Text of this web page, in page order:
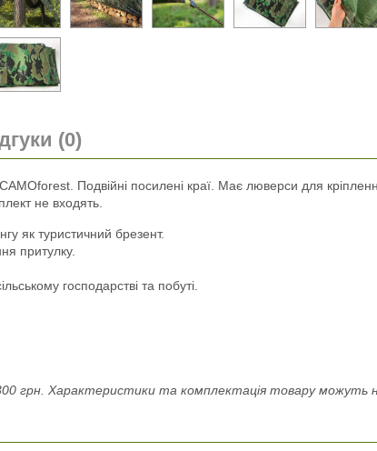
(0)
Подвійні посилені краї. Має люверси для
не входять.
як туристичний брезент.
притулку.
господарстві та побуті.
грн. Характеристики та комплектація товару можуть